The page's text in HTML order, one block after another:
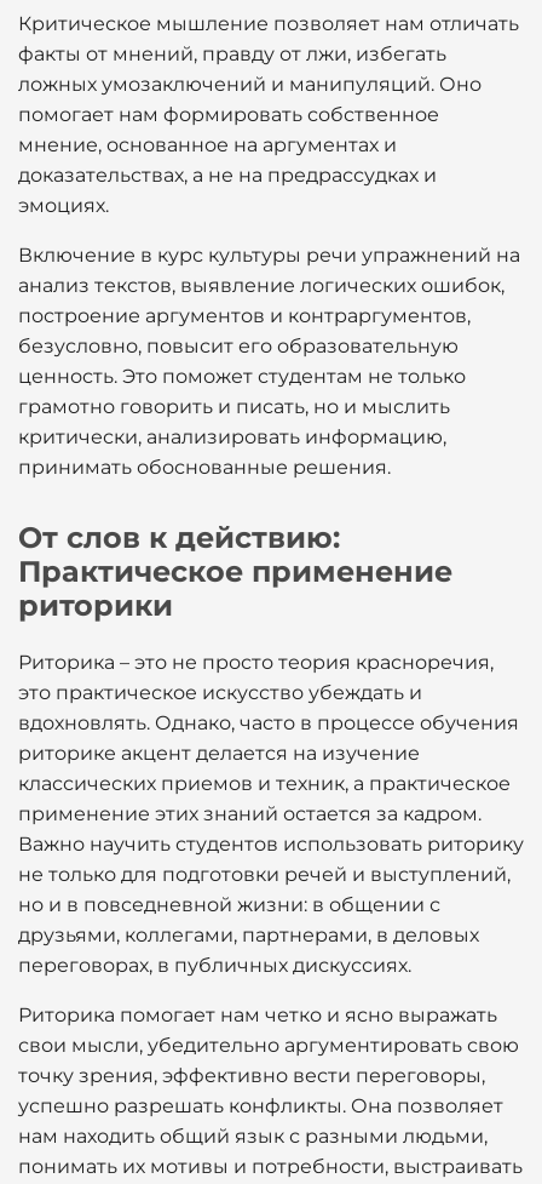
Критическое мышление позволяет нам отличать
факты от мнений, правду от лжи, избегать
ложных умозаключений и манипуляций. Оно
помогает нам формировать собственное
мнение, основанное на аргументах и
доказательствах, а не на предрассудках и
эмоциях.
Включение в курс культуры речи упражнений на
анализ текстов, выявление логических ошибок,
построение аргументов и контраргументов,
безусловно, повысит его образовательную
ценность. Это поможет студентам не только
грамотно говорить и писать, но и мыслить
критически, анализировать информацию,
принимать обоснованные решения.
От слов к действию:
Практическое применение
риторики
Риторика – это не просто теория красноречия,
это практическое искусство убеждать и
вдохновлять. Однако, часто в процессе обучения
риторике акцент делается на изучение
классических приемов и техник, а практическое
применение этих знаний остается за кадром.
Важно научить студентов использовать риторику
не только для подготовки речей и выступлений,
но и в повседневной жизни: в общении с
друзьями, коллегами, партнерами, в деловых
переговорах, в публичных дискуссиях.
Риторика помогает нам четко и ясно выражать
свои мысли, убедительно аргументировать свою
точку зрения, эффективно вести переговоры,
успешно разрешать конфликты. Она позволяет
нам находить общий язык с разными людьми,
понимать их мотивы и потребности, выстраивать